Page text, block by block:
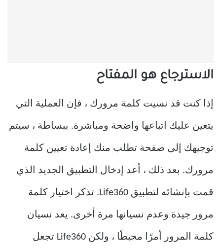
الاسترجاع هو المفتاح
إذا كنت قد نسيت كلمة مرورك ، فإن العملية التي
يتعين عليك اتباعها واضحة ومباشرة. ببساطة ، سيتم
توجيهك إلى صفحة تطلب منك إعادة تعيين كلمة
مرورك. بعد ذلك ، أعد إدخال التطبيق الجديد الذي
قمت بإنشائه لتطبيق Life360. تذكر اختيار كلمة
مرور جيدة وعدم نسيانها مرة أخرى. يعد نسيان
كلمة المرور أمرًا محبطًا ، ولكن Life360 تجعل